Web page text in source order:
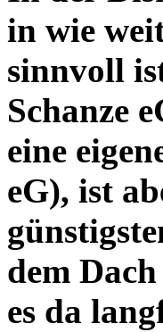
in wie
sinnvoll
Schanze
eine
eG), ist
dem
es da